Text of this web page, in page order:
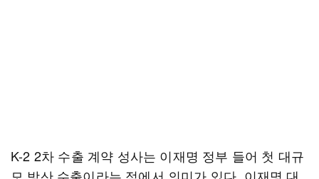
K-2 2차 수출 계약 성사는 이재명 정부 들어 첫 대규